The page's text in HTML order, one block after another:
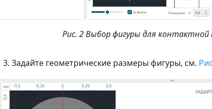
Рис. 2 Выбор фигуры для контактной
Задайте геометрические размеры фигуры, см.